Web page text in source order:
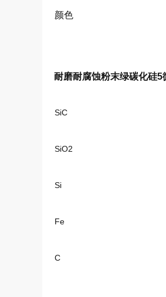
颜色
耐磨耐腐蚀粉末绿碳化硅5
SiC
SiO2
Si
Fe
C